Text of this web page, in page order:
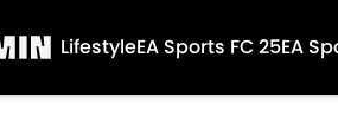
LifestyleEA Sports FC 25EA